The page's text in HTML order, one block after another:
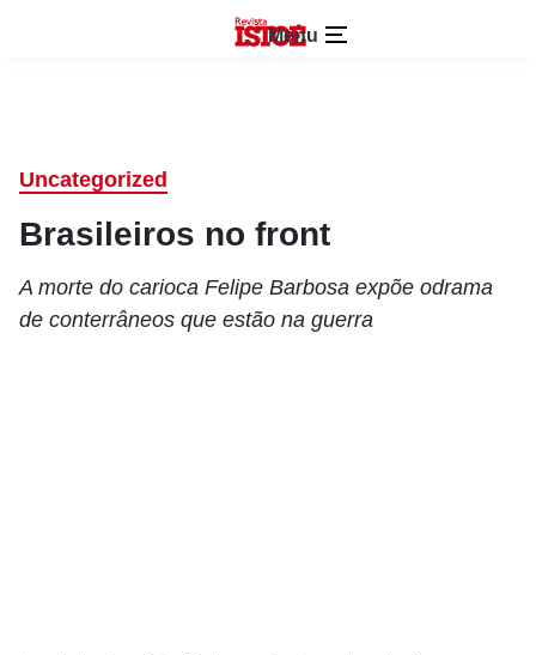
Menu
Uncategorized
Brasileiros no front
A morte do carioca Felipe Barbosa expõe odrama
de conterrâneos que estão na guerra